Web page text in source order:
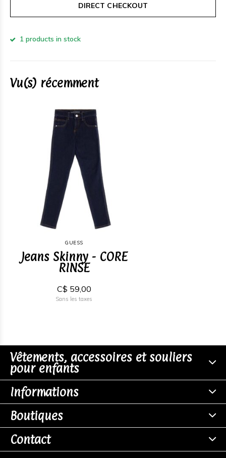
DIRECT CHECKOUT
1 products in stock
Vu(s) récemment
GUESS
Jeans Skinny - CORE
RINSE
C$ 59,00
Sans les taxes
Vêtements, accessoires et souliers
pour enfants
Informations
Boutiques
Contact